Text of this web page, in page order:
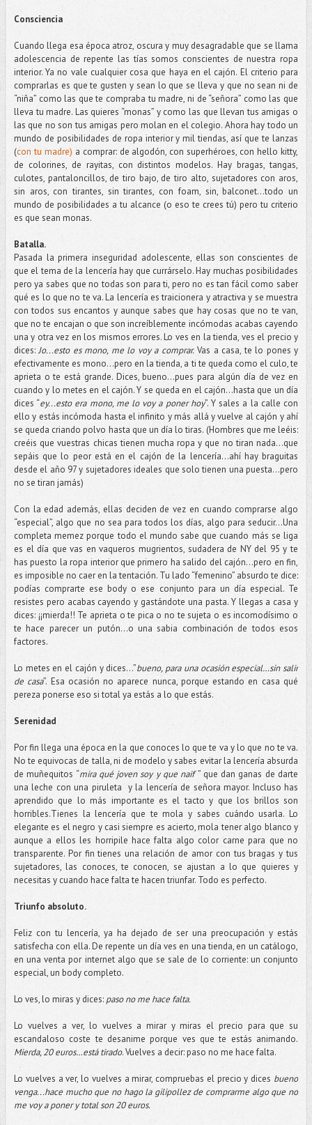
Consciencia
Cuando llega esa época atroz, oscura y muy desagradable que se llama
adolescencia de repente las tías somos conscientes de nuestra ropa
interior. Ya no vale cualquier cosa que haya en el cajón. El criterio para
comprarlas es que te gusten y sean lo que se lleva y que no sean ni de
“niña” como las que te compraba tu madre, ni de “señora” como las que
lleva tu madre. Las quieres “monas” y como las que llevan tus amigas o
las que no son tus amigas pero molan en el colegio. Ahora hay todo un
mundo de posibilidades de ropa interior y mil tiendas, así que te lanzas
(con tu madre) a comprar: de algodón, con superhéroes, con hello kitty,
de colorines, de rayitas, con distintos modelos. Hay bragas, tangas,
culotes, pantaloncillos, de tiro bajo, de tiro alto, sujetadores con aros,
sin aros, con tirantes, sin tirantes, con foam, sin, balconet…todo un
mundo de posibilidades a tu alcance (o eso te crees tú) pero tu criterio
es que sean monas.
Batalla.
Pasada la primera inseguridad adolescente, ellas son conscientes de
que el tema de la lencería hay que currárselo. Hay muchas posibilidades
pero ya sabes que no todas son para ti, pero no es tan fácil como saber
qué es lo que no te va. La lencería es traicionera y atractiva y se muestra
con todos sus encantos y aunque sabes que hay cosas que no te van,
que no te encajan o que son increíblemente incómodas acabas cayendo
una y otra vez en los mismos errores. Lo ves en la tienda, ves el precio y
dices:Jo...esto es mono, me lo voy a comprar.Vas a casa, te lo pones y
efectivamente es mono...pero en la tienda, a ti te queda como el culo, te
aprieta o te está grande. Dices, bueno...pues para algún día de vez en
cuando y lo metes en el cajón. Y se queda en el cajón…hasta que un día
dices “ey...esto era mono, me lo voy a poner hoy”. Y sales a la calle con
ello y estás incómoda hasta el infinito y más allá y vuelve al cajón y ahí
se queda criando polvo hasta que un día lo tiras. (Hombres que me leéis:
creéis que vuestras chicas tienen mucha ropa y que no tiran nada…que
sepáis que lo peor está en el cajón de la lencería...ahí hay braguitas
desde el año 97 y sujetadores ideales que solo tienen una puesta...pero
no se tiran jamás)
Con la edad además, ellas deciden de vez en cuando comprarse algo
“especial”, algo que no sea para todos los días, algo para seducir…Una
completa memez porque todo el mundo sabe que cuando más se liga
es el día que vas en vaqueros mugrientos, sudadera de NY del 95 y te
has puesto la ropa interior que primero ha salido del cajón…pero en fin,
es imposible no caer en la tentación. Tu lado “femenino” absurdo te dice:
podías comprarte ese body o ese conjunto para un día especial. Te
resistes pero acabas cayendo y gastándote una pasta. Y llegas a casa y
dices: ¡¡mierda!! Te aprieta o te pica o no te sujeta o es incomodísimo o
te hace parecer un putón…o una sabia combinación de todos esos
factores.
Lo metes en el cajón y dices…”bueno, para una ocasión especial…sin salir
de casa”. Esa ocasión no aparece nunca, porque estando en casa qué
pereza ponerse eso si total ya estás a lo que estás.
Serenidad
Por fin llega una época en la que conoces lo que te va y lo que no te va.
No te equivocas de talla, ni de modelo y sabes evitar la lencería absurda
de muñequitos “mira qué joven soy y que naif” que dan ganas de darte
una leche con una piruleta y la lencería de señora mayor. Incluso has
aprendido que lo más importante es el tacto y que los brillos son
horribles.Tienes la lencería que te mola y sabes cuándo usarla. Lo
elegante es el negro y casi siempre es acierto, mola tener algo blanco y
aunque a ellos les horripile hace falta algo color carne para que no
transparente. Por fin tienes una relación de amor con tus bragas y tus
sujetadores, las conoces, te conocen, se ajustan a lo que quieres y
necesitas y cuando hace falta te hacen triunfar. Todo es perfecto.
Triunfo absoluto.
Feliz con tu lencería, ya ha dejado de ser una preocupación y estás
satisfecha con ella. De repente un día ves en una tienda, en un catálogo,
en una venta por internet algo que se sale de lo corriente: un conjunto
especial, un body completo.
Lo ves, lo miras y dices: paso no me hace falta.
Lo vuelves a ver, lo vuelves a mirar y miras el precio para que su
escandaloso coste te desanime porque ves que te estás animando.
Mierda, 20 euros…está tirado. Vuelves a decir: paso no me hace falta.
Lo vuelves a ver, lo vuelves a mirar, compruebas el precio y dices bueno
venga...hace mucho que no hago la gilipollez de comprarme algo que no
me voy a poner y total son 20 euros.